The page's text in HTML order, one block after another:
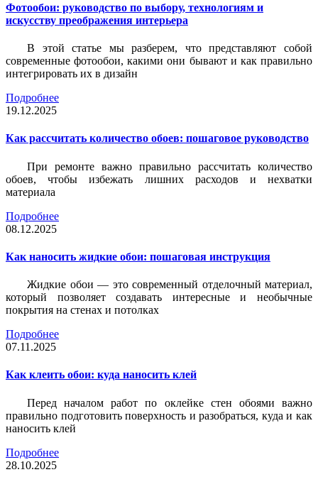
Фотообои: руководство по выбору, технологиям и
искусству преображения интерьера
В этой статье мы разберем, что представляют собой
современные фотообои, какими они бывают и как правильно
интегрировать их в дизайн
Подробнее
19.12.2025
Как рассчитать количество обоев: пошаговое руководство
При ремонте важно правильно рассчитать количество
обоев, чтобы избежать лишних расходов и нехватки
материала
Подробнее
08.12.2025
Как наносить жидкие обои: пошаговая инструкция
Жидкие обои — это современный отделочный материал,
который позволяет создавать интересные и необычные
покрытия на стенах и потолках
Подробнее
07.11.2025
Как клеить обои: куда наносить клей
Перед началом работ по оклейке стен обоями важно
правильно подготовить поверхность и разобраться, куда и как
наносить клей
Подробнее
28.10.2025